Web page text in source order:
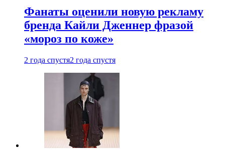
Фанаты оценили новую рекламу
бренда Кайли Дженнер фразой
«мороз по коже»
2 года спустя2 года спустя